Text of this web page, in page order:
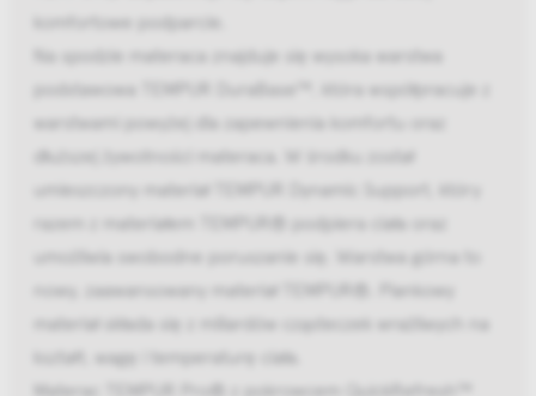
komfortowe podparcie.
Na spodzie materaca znajduje się wysoka warstwa
podstawowa TEMPUR DuraBase™, która współpracuje z
warstwami powyżej dla zapewnienia komfortu oraz
dłuższej żywotności materaca. W środku został
umieszczony materiał TEMPUR Dynamic Support, który
razem z materiałem TEMPUR® podpiera ciała oraz
umożliwia swobodne poruszanie się. Warstwa górna to
nowy, zaawansowany materiał TEMPUR®. Piankowy
materiał składa się z miliardów cząsteczek wrażliwych na
kształt, wagę i temperaturę ciała.
Materac TEMPUR Pro® z pokrowcem QuickRefresh™